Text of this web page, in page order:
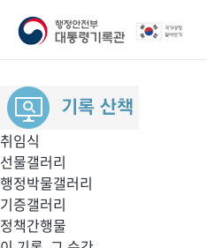
취임식
선물갤러리
행정박물갤러리
기증갤러리
정책간행물